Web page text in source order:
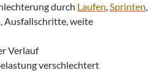
durch Laufen,Sprinten,
Ausfallschritte, weite
Verlauf
verschlechtert